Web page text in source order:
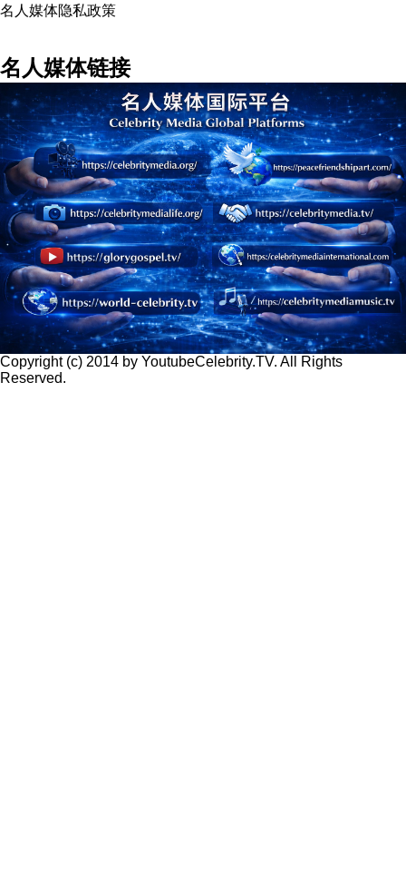
名人媒体隐私政策
名人媒体链接
Copyright (c) 2014 by YoutubeCelebrity.TV. All Rights
Reserved.